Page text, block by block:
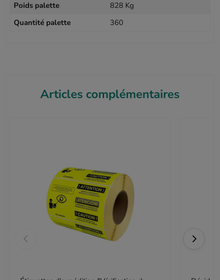
Poids palette
828 Kg
Quantité palette
360
Articles complémentaires